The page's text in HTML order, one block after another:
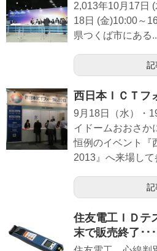
2,013年10月17日
18日 (金)10:00～
県つくば市にある
記
西日本ＩＣＴフ
9月18日（水）・
イドームおおさか
恒例のイベント『
2013』へ来場して
記
住友電工ＩＤテ
末で販売終了･･･